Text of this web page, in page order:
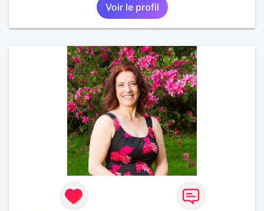
Voir le profil